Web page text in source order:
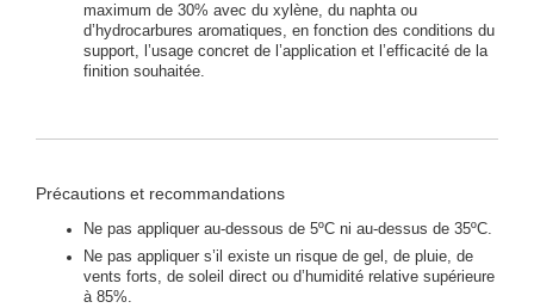
maximum de 30% avec du xylène, du naphta ou
d’hydrocarbures aromatiques, en fonction des conditions du
support, l’usage concret de l’application et l’efficacité de la
finition souhaitée.
Précautions et recommandations
Ne pas appliquer au-dessous de 5ºC ni au-dessus de 35ºC.
Ne pas appliquer s’il existe un risque de gel, de pluie, de
vents forts, de soleil direct ou d’humidité relative supérieure
à 85%.